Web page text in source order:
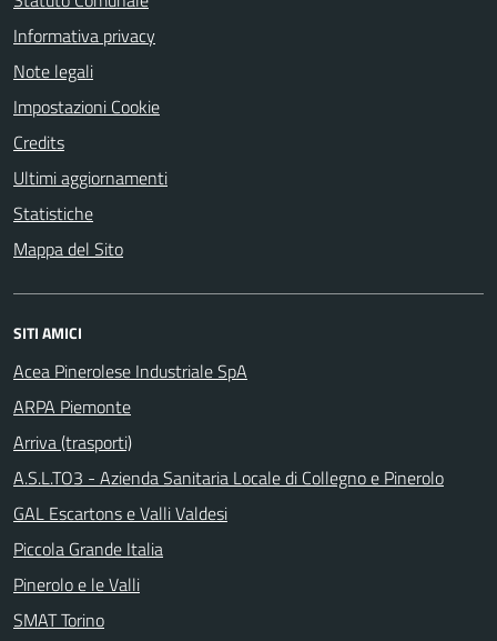
Informativa privacy
Note legali
Impostazioni Cookie
Credits
Ultimi aggiornamenti
Statistiche
Mappa del Sito
SITI AMICI
Acea Pinerolese Industriale SpA
ARPA Piemonte
Arriva (trasporti)
A.S.L.TO3 - Azienda Sanitaria Locale di Collegno e Pinerolo
GAL Escartons e Valli Valdesi
Piccola Grande Italia
Pinerolo e le Valli
SMAT Torino